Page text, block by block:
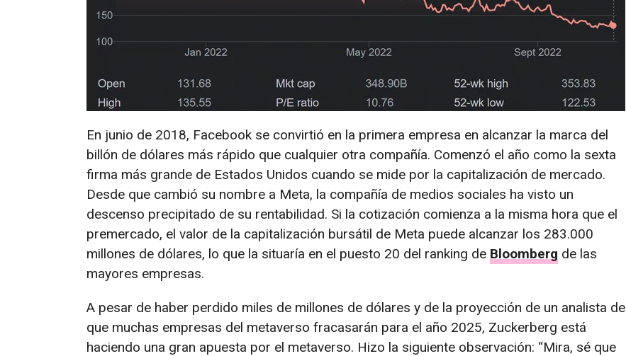
En junio de 2018, Facebook se convirtió en la primera empresa en alcanzar la marca del
billón de dólares más rápido que cualquier otra compañía. Comenzó el año como la sexta
firma más grande de Estados Unidos cuando se mide por la capitalización de mercado.
Desde que cambió su nombre a Meta, la compañía de medios sociales ha visto un
descenso precipitado de su rentabilidad. Si la cotización comienza a la misma hora que el
premercado, el valor de la capitalización bursátil de Meta puede alcanzar los 283.000
millones de dólares, lo que la situaría en el puesto 20 del ranking de Bloomberg de las
mayores empresas.
A pesar de haber perdido miles de millones de dólares y de la proyección de un analista de
que muchas empresas del metaverso fracasarán para el año 2025, Zuckerberg está
haciendo una gran apuesta por el metaverso. Hizo la siguiente observación: “Mira, sé que